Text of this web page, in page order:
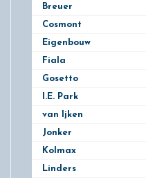
Breuer
Cosmont
Eigenbouw
Fiala
Gosetto
I.E. Park
van Ijken
Jonker
Kolmax
Linders